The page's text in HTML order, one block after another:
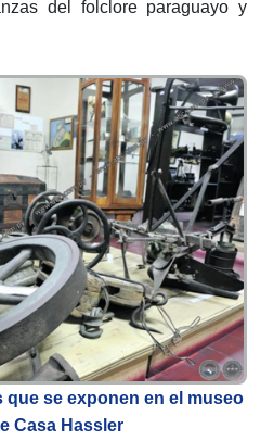
del folclore paraguayo y
que se exponen en el museo
Casa Hassler